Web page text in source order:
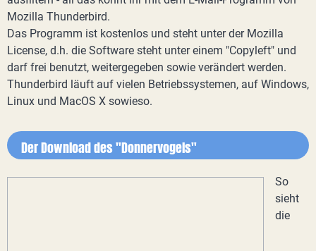
Mozilla Thunderbird.
Das Programm ist kostenlos und steht unter der Mozilla
License, d.h. die Software steht unter einem "Copyleft" und
darf frei benutzt, weitergegeben sowie verändert werden.
Thunderbird läuft auf vielen Betriebssystemen, auf Windows,
Linux und MacOS X sowieso.
Der Download des "Donnervogels"
So
sieht
die